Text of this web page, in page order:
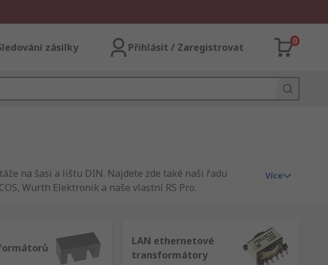
zásilky Přihlásit / Zaregistrovat
0
na šasi a lištu DIN. Najdete zde také naši řadu
Wurth Elektronik a naše vlastní RS Pro.
pole. Používají se v obytných a
Více
LAN ethernetové
transformátory